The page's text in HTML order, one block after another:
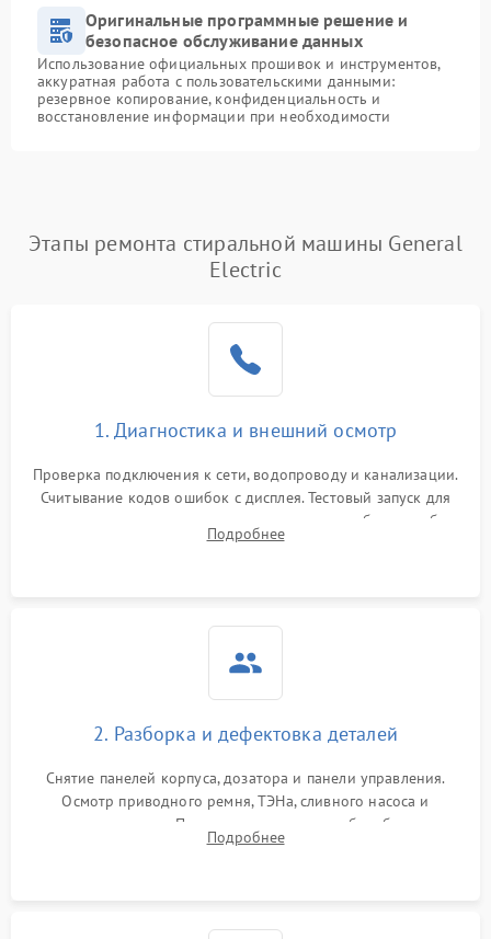
Оригинальные программные решение и
безопасное обслуживание данных
Использование официальных прошивок и инструментов,
аккуратная работа с пользовательскими данными:
резервное копирование, конфиденциальность и
восстановление информации при необходимости
Этапы ремонта стиральной машины General
Electric
1. Диагностика и внешний осмотр
Проверка подключения к сети, водопроводу и канализации.
Считывание кодов ошибок с дисплея. Тестовый запуск для
выявления посторонних шумов, протечек или сбоев в работе
электронного модуля управления.
Подробнее
2. Разборка и дефектовка деталей
Снятие панелей корпуса, дозатора и панели управления.
Осмотр приводного ремня, ТЭНа, сливного насоса и
амортизаторов. Проверка подшипников барабана и
крестовины на износ, а манжеты люка на разрывы.
Подробнее